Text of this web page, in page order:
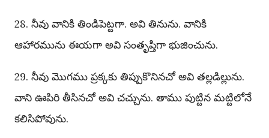
28. నీవు వానికి తిండిపెట్టగా. అవి తినును. వానికి
ఆహారమును ఈయగా అవి సంతృప్తిగా భుజించును.
29. నీవు మొగము ప్రక్కకు తిప్పుకొనినచో అవి తల్లడిల్లును.
వాని ఊపిరి తీసినచో అవి చచ్చును. తాము పుట్టిన మట్టిలోనే
కలిసిపోవును.